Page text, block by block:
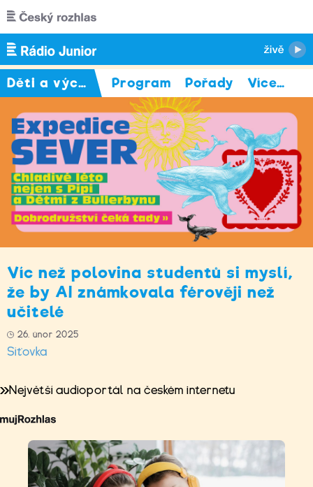
Přejít k hlavnímu obsahu
Děti a výchova Program Pořady Více…
Víc než polovina studentů si myslí,
že by AI známkovala férověji než
učitelé
26. únor 2025
Síťovka
Největší audioportál na českém internetu